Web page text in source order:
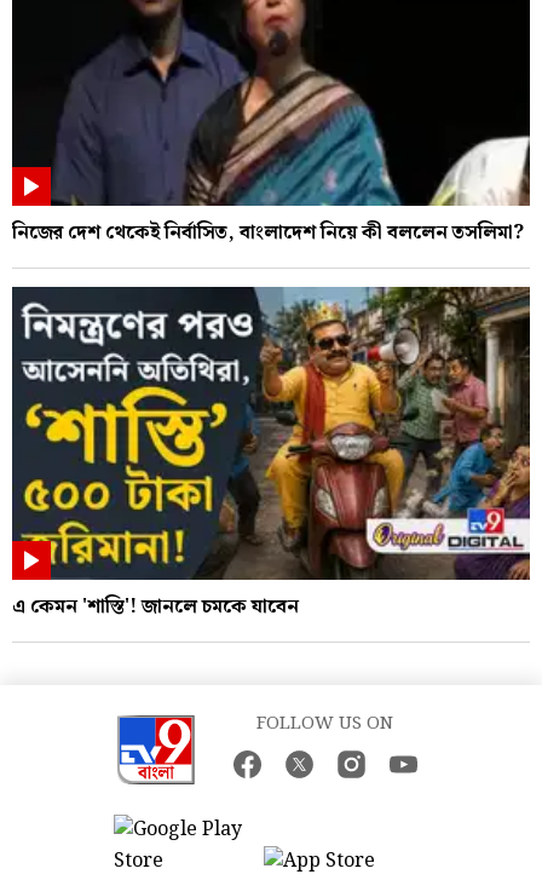
নিজের দেশ থেকেই নির্বাসিত, বাংলাদেশ নিয়ে কী বললেন তসলিমা?
এ কেমন 'শাস্তি'! জানলে চমকে যাবেন
FOLLOW US ON